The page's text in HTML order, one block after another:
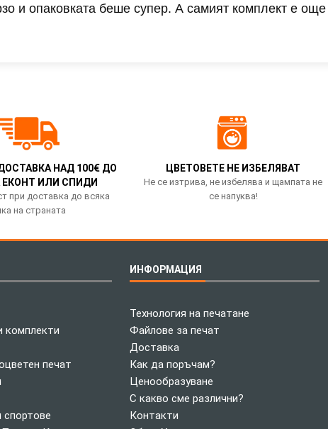
и опаковката беше супер. А самият комплект е
НАД 100€ ДО
ИЛИ СПИДИ
при доставка до всяка
на страната
ЦВЕТОВЕТЕ НЕ ИЗБЕЛЯВАТ
Не се изтрива, не избелява и щампата не
се напуква!
комплекти
печат
спортове
ИНФОРМАЦИЯ
Технология на печатане
Файлове за печат
Доставка
Как да поръчам?
Ценообразуване
С какво сме различни?
Контакти